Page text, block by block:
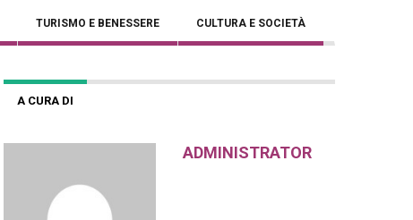
TURISMO E BENESSERE CULTURA E SOCIETÀ
A CURA DI
ADMINISTRATOR